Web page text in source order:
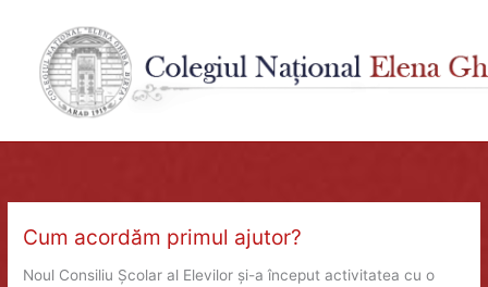
content
Cum acordăm primul ajutor?
Noul Consiliu Școlar al Elevilor și-a început activitatea cu o